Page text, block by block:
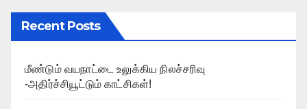
Recent Posts
மீண்டும் வயநாட்டை உலுக்கிய நிலச்சரிவு
-அதிர்ச்சியூட்டும் காட்சிகள்!